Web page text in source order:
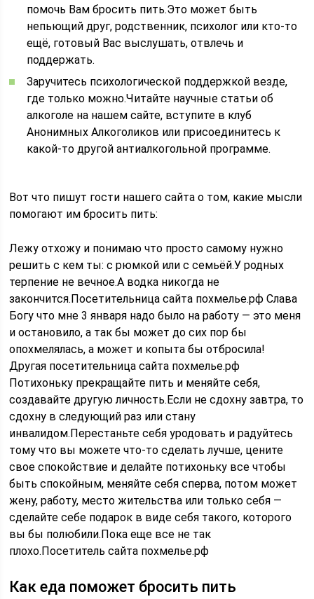
помочь Вам бросить пить.Это может быть
непьющий друг, родственник, психолог или кто-то
ещё, готовый Вас выслушать, отвлечь и
поддержать.
Заручитесь психологической поддержкой везде,
где только можно.Читайте научные статьи об
алкоголе на нашем сайте, вступите в клуб
Анонимных Алкоголиков или присоединитесь к
какой-то другой антиалкогольной программе.
Вот что пишут гости нашего сайта о том, какие мысли
помогают им бросить пить:
Лежу отхожу и понимаю что просто самому нужно
решить с кем ты: с рюмкой или с семьёй.У родных
терпение не вечное.А водка никогда не
закончится.Посетительница сайта похмелье.рф Слава
Богу что мне 3 января надо было на работу — это меня
и остановило, а так бы может до сих пор бы
опохмелялась, а может и копыта бы отбросила!
Другая посетительница сайта похмелье.рф
Потихоньку прекращайте пить и меняйте себя,
создавайте другую личность.Если не сдохну завтра, то
сдохну в следующий раз или стану
инвалидом.Перестаньте себя уродовать и радуйтесь
тому что вы можете что-то сделать лучше, цените
свое спокойствие и делайте потихоньку все чтобы
быть спокойным, меняйте себя сперва, потом может
жену, работу, место жительства или только себя —
сделайте себе подарок в виде себя такого, которого
вы бы полюбили.Пока еще все не так
плохо.Посетитель сайта похмелье.рф
Как еда поможет бросить пить